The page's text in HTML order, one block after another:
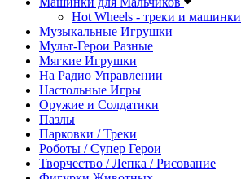
Hot Wheels - треки и машинки
Музыкальные Игрушки
Мульт-Герои Разные
Мягкие Игрушки
На Радио Управлении
Настольные Игры
Оружие и Солдатики
Пазлы
Парковки / Треки
Роботы / Супер Герои
Творчество / Лепка / Рисование